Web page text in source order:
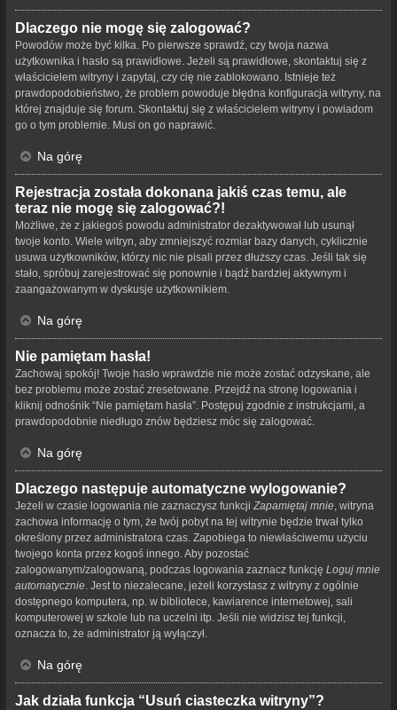
Dlaczego nie mogę się zalogować?
Powodów może być kilka. Po pierwsze sprawdź, czy twoja nazwa
użytkownika i hasło są prawidłowe. Jeżeli są prawidłowe, skontaktuj się z
właścicielem witryny i zapytaj, czy cię nie zablokowano. Istnieje też
prawdopodobieństwo, że problem powoduje błędna konfiguracja witryny, na
której znajduje się forum. Skontaktuj się z właścicielem witryny i powiadom
go o tym problemie. Musi on go naprawić.
Na górę
Rejestracja została dokonana jakiś czas temu, ale
teraz nie mogę się zalogować?!
Możliwe, że z jakiegoś powodu administrator dezaktywował lub usunął
twoje konto. Wiele witryn, aby zmniejszyć rozmiar bazy danych, cyklicznie
usuwa użytkowników, którzy nic nie pisali przez dłuższy czas. Jeśli tak się
stało, spróbuj zarejestrować się ponownie i bądź bardziej aktywnym i
zaangażowanym w dyskusje użytkownikiem.
Na górę
Nie pamiętam hasła!
Zachowaj spokój! Twoje hasło wprawdzie nie może zostać odzyskane, ale
bez problemu może zostać zresetowane. Przejdź na stronę logowania i
kliknij odnośnik “Nie pamiętam hasła”. Postępuj zgodnie z instrukcjami, a
prawdopodobnie niedługo znów będziesz móc się zalogować.
Na górę
Dlaczego następuje automatyczne wylogowanie?
Jeżeli w czasie logowania nie zaznaczysz funkcji Zapamiętaj mnie , witryna
zachowa informację o tym, że twój pobyt na tej witrynie będzie trwał tylko
określony przez administratora czas. Zapobiega to niewłaściwemu użyciu
twojego konta przez kogoś innego. Aby pozostać
zalogowanym/zalogowaną, podczas logowania zaznacz funkcję Loguj mnie
automatycznie . Jest to niezalecane, jeżeli korzystasz z witryny z ogólnie
dostępnego komputera, np. w bibliotece, kawiarence internetowej, sali
komputerowej w szkole lub na uczelni itp. Jeśli nie widzisz tej funkcji,
oznacza to, że administrator ją wyłączył.
Na górę
Jak działa funkcja “Usuń ciasteczka witryny”?